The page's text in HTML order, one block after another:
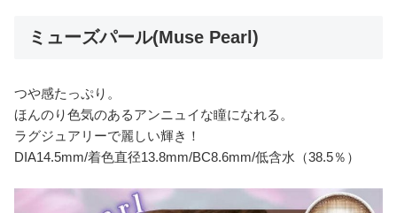
ミューズパール(Muse Pearl)
つや感たっぷり。
ほんのり色気のあるアンニュイな瞳になれる。
ラグジュアリーで麗しい輝き！
DIA14.5mm/着色直径13.8mm/BC8.6mm/低含水（38.5％）